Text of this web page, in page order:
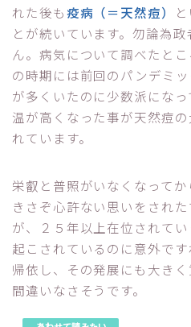
れた後も疫病（＝天然痘）
とが続いています。勿論為
ん。病気について調べたと
の時期には前回のパンデミ
が多くいたのに少数派にな
温が高くなった事が天然痘
れています。
栄叡と普照がいなくなって
きさぞ心許ない思いをされ
が、２５年以上在位されて
起こされているのに意外で
帰依し、その発展にも大き
間違いなさそうです。